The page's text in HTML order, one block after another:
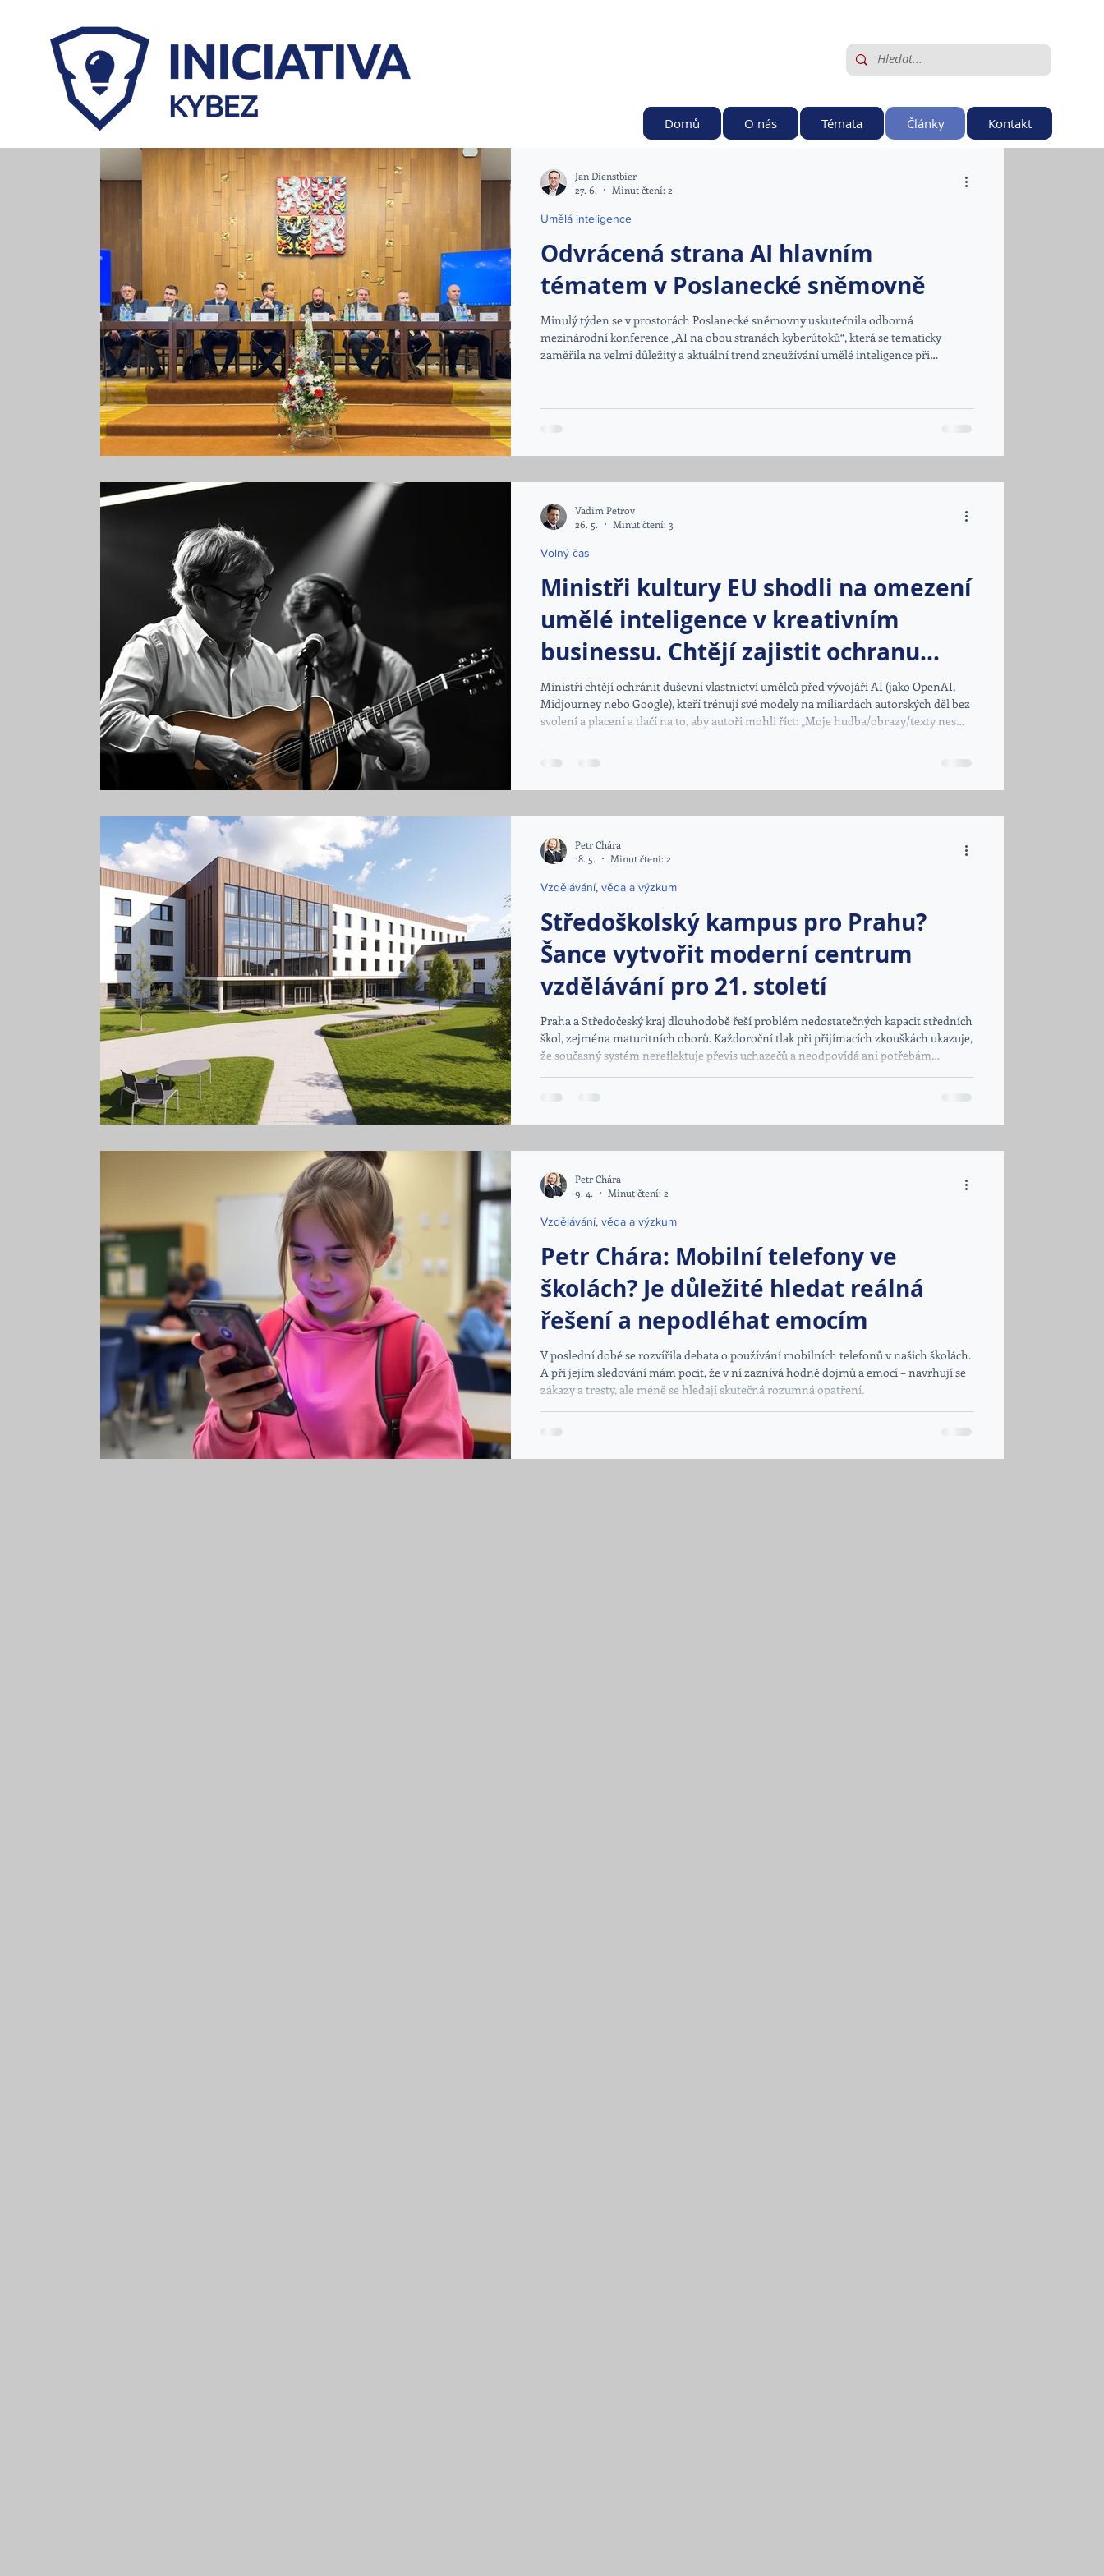
Domů O nás Témata Články Kontakt
Odvrácená strana AI hlavním
tématem v Poslanecké sněmovně
Minulý týden se v prostorách Poslanecké sněmovny uskutečnila odborná
mezinárodní konference „AI na obou stranách kyberútoků“, která se tematicky
zaměřila na velmi důležitý a aktuální trend zneužívání umělé inteligence při
Umělá inteligence
Jan Dienstbier
27. 6.
Minut čtení: 2
Ministři kultury EU shodli na omezení
umělé inteligence v kreativním
businessu. Chtějí zajistit ochranu
skutečných autorů a umělců.
Ministři chtějí ochránit duševní vlastnictví umělců před vývojáři AI (jako OpenAI,
Midjourney nebo Google), kteří trénují své modely na miliardách autorských děl bez
svolení a placení a tlačí na to, aby autoři mohli říct: „Moje hudba/obrazy/texty nesmí
Volný čas
Vadim Petrov
26. 5.
Minut čtení: 3
Středoškolský kampus pro Prahu?
Šance vytvořit moderní centrum
vzdělávání pro 21. století
Praha a Středočeský kraj dlouhodobě řeší problém nedostatečných kapacit středních
škol, zejména maturitních oborů. Každoroční tlak při přijímacích zkouškách ukazuje,
že současný systém nereflektuje převis uchazečů a neodpovídá ani potřebám
který se konal 22.
Vzdělávání, věda a výzkum
Petr Chára
18. 5.
Minut čtení: 2
Petr Chára: Mobilní telefony ve
školách? Je důležité hledat reálná
řešení a nepodléhat emocím
V poslední době se rozvířila debata o používání mobilních telefonů v našich školách.
A při jejím sledování mám pocit, že v ní zaznívá hodně dojmů a emocí – navrhují se
zákazy a tresty, ale méně se hledají skutečná rozumná opatření.
Vzdělávání, věda a výzkum
Petr Chára
9. 4.
Minut čtení: 2